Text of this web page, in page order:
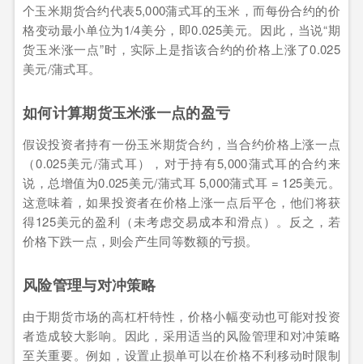
个玉米期货合约代表5,000蒲式耳的玉米，而每份合约的价
格变动最小单位为1/4美分，即0.025美元。因此，当说“期
货玉米涨一点”时，实际上是指该合约的价格上涨了0.025
美元/蒲式耳。
如何计算期货玉米涨一点的盈亏
假设投资者持有一份玉米期货合约，当合约价格上涨一点
（0.025美元/蒲式耳），对于持有5,000蒲式耳的合约来
说，总增值为0.025美元/蒲式耳 5,000蒲式耳 = 125美元。
这意味着，如果投资者在价格上涨一点后平仓，他们将获
得125美元的盈利（未考虑交易成本和滑点）。反之，若
价格下跌一点，则会产生同等数额的亏损。
风险管理与对冲策略
由于期货市场的高杠杆特性，价格小幅变动也可能对投资
者造成较大影响。因此，采用适当的风险管理和对冲策略
至关重要。例如，设置止损单可以在价格不利移动时限制